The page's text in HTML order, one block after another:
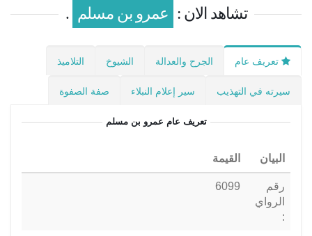
تشاهد الان : عمرو بن مسلم .
تعريف عام الجرح والعدالة الشيوخ التلاميذ
سيرته في التهذيب سير إعلام النبلاء صفة الصفوة
تعريف عام عمرو بن مسلم
البيان القيمة
رقم
الرواي
:
6099